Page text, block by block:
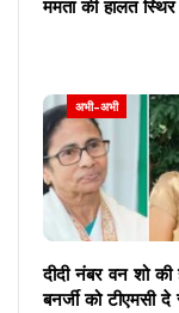
ममता की हालत स्थिर
अभी-अभी
दीदी नंबर वन शो की
बनर्जी को टीएमसी